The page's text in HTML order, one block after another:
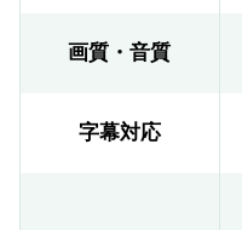
画質・音質
字幕対応